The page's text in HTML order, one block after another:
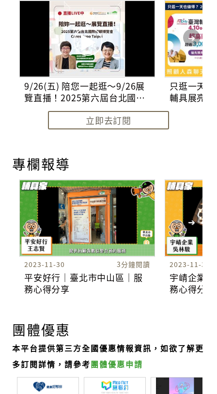
購【彎軌型樓梯升降椅】折1
萬、【直線型樓梯升降椅】折5
9/26(五) 陪您一起逛～9/26展
覽直播！2025第六屆台北國際
照顧博覽會
只逛一天
輔具展亮
立即去訂閱
專欄報導
2023-11-30 3分鐘閱讀
平安好行｜臺北市中山區｜服
務心得分享
2023-11-30
宇崝企業
務心得分享
團體優惠
本平台提供第三方全國優惠情報資訊，如欲了解更
多訂閱詳情，請參考團體優惠申請